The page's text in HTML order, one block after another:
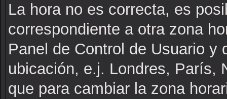
La hora no es correcta, es
correspondiente a otra zona
Panel de Control de Usuario y
ubicación, e.j. Londres, París,
que para cambiar la zona